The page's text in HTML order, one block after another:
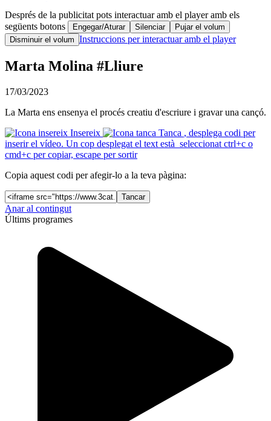
Després de la publicitat pots interactuar amb el player amb els
següents botons
Engegar/Aturar Silenciar
Pujar el volum
Disminuir el volum Instruccions per interactuar amb el player
Marta Molina #Lliure
17/03/2023
La Marta ens ensenya el procés creatiu d'escriure i gravar una cançó.
Insereix
Tanca , desplega codi per
inserir el vídeo. Un cop desplegat el text està seleccionat ctrl+c o
cmd+c per copiar, escape per sortir
Copia aquest codi per afegir-lo a la teva pàgina:
Tancar
Anar al contingut
Últims programes